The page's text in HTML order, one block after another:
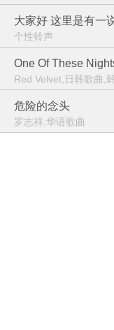
大家好 这里是有一
个性铃声
One Of These
Red Velvet,日韩歌曲,
危险的念头
罗志祥,华语歌曲